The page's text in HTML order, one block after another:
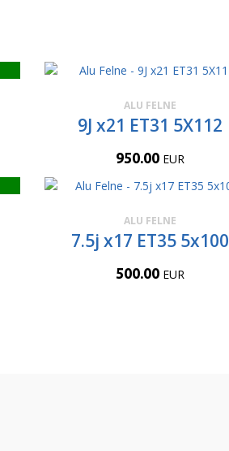
ALU FELNE
9J x21 ET31 5X112
950.00 EUR
ALU FELNE
7.5j x17 ET35 5x100
500.00 EUR